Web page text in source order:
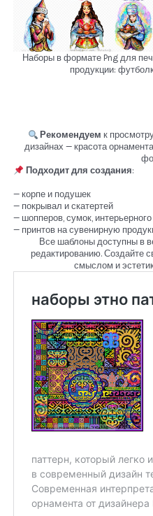
Наборы в формате Png для
продукции:
Рекомендуем к
дизайнах — красота
Подходит для создания:
— корпе и подушек
— покрывал и скатертей
— шопперов, сумок, интерьерного
— принтов на сувенирную
Все шаблоны доступны в
редактированию. Создайте
смыслом и